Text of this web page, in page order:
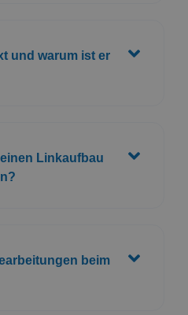
und warum ist er
Linkaufbau
beim